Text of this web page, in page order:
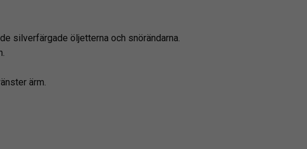
silverfärgade öljetterna och snörändarna.
ärm.